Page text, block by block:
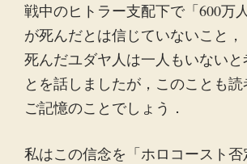
戦中のヒトラー支配下で「600万
が死んだとは信じていないこと
死んだユダヤ人は一人もいないと
とを話しましたが，このことも
ご記憶のことでしょう．
私はこの信念を「ホロコースト